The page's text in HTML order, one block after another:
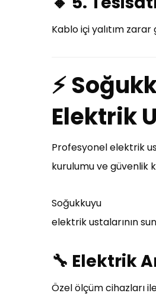
Kablo içi yalıtım
⚡
Elektrik
Profesyonel elektrik
kurulumu ve güvenlik
Soğukkuyu
elektrik ustalarının
🔧 Elektrik
Özel ölçüm cihazları